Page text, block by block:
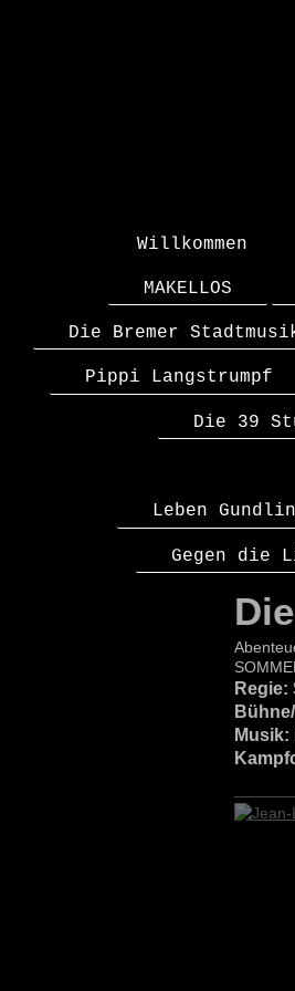
Willkommen
MAKELLOS
Die Bremer
Pippi Langstrumpf
Die 39
Leben
Gegen die